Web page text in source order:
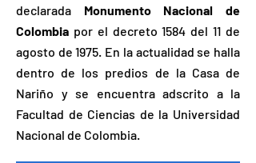
declarada Monumento Nacional de
Colombia por el decreto 1584 del 11 de
agosto de 1975.​ En la actualidad se halla
dentro de los predios de la Casa de
Nariño y se encuentra adscrito a la
Facultad de Ciencias de la Universidad
Nacional de Colombia.